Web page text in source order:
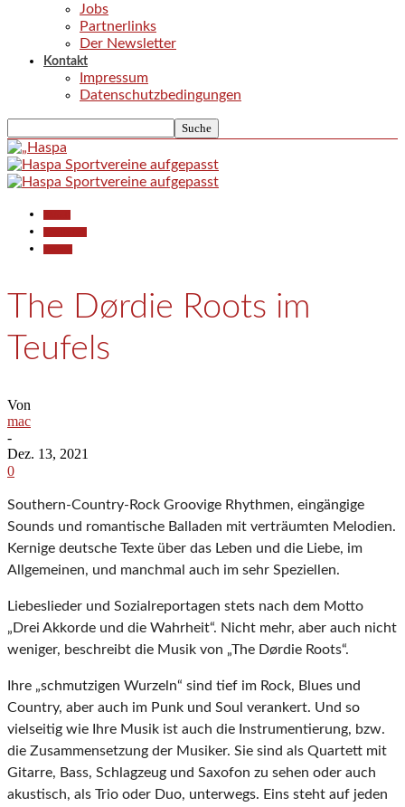
Jobs
Partnerlinks
Der Newsletter
Kontakt
Impressum
Datenschutzbedingungen
The Dørdie Roots im
Teufels
Von
mac
-
Dez. 13, 2021
0
Southern-Country-Rock Groovige Rhythmen, eingängige
Sounds und romantische Balladen mit verträumten Melodien.
Kernige deutsche Texte über das Leben und die Liebe, im
Allgemeinen, und manchmal auch im sehr Speziellen.
Liebeslieder und Sozialreportagen stets nach dem Motto
„Drei Akkorde und die Wahrheit“. Nicht mehr, aber auch nicht
weniger, beschreibt die Musik von „The Dørdie Roots“.
Ihre „schmutzigen Wurzeln“ sind tief im Rock, Blues und
Country, aber auch im Punk und Soul verankert. Und so
vielseitig wie Ihre Musik ist auch die Instrumentierung, bzw.
die Zusammensetzung der Musiker. Sie sind als Quartett mit
Gitarre, Bass, Schlagzeug und Saxofon zu sehen oder auch
akustisch, als Trio oder Duo, unterwegs. Eins steht auf jeden